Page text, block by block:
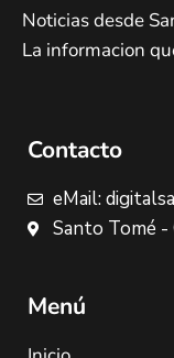
Noticias desde
La informacion
Contacto
eMail:
Santo Tomé
Menú